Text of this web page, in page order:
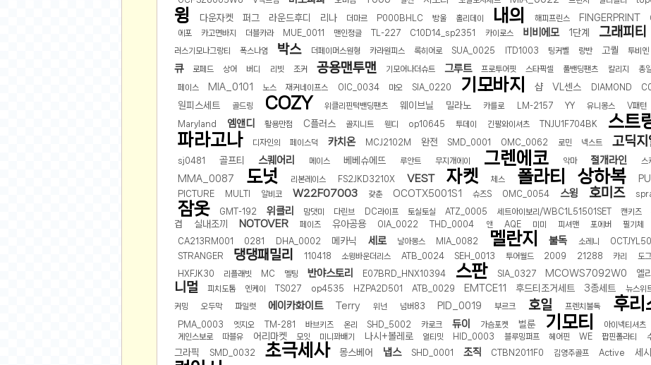
원팡 홍보 이벤트
익명 게시판
고민 게시판
결정 장애
정치 토론
연애 게시판
베스트 유머
유머 게시판
스포츠
윙
다운자켓 퍼그 라운드후디 리나 더마르 P000BHLC 방울 홀리데이 내의 해피프린스 FINGERPRINT
에포
카고면바지 더블카라 MUE_0011 맨인정글 TL-227 C10D14_sp2351 카이로스 비비에모 1단계 그래피티
러스기모나그랑티 폭스나염 박스 더페이머스원형 카라원피스 록히어로 SUA_0025 ITD1003 팅커벨 랑반 고퀄 투비엔
큐
로페드 상어 버디 리빗 조커 공용맨투맨 기모어나더슈트 그루트 프로투어핏 스타픽셀 풀밴딩팬츠 칼리지 총
페이스 MIA_0101 노스 재커네이프스 OIC_0034 먀오 SIA_0220 기모바지 샵 VL센스 DIAMOND
원피스세트 골드링 COZY 위클리핀턱밴딩팬츠 웨이브닐 밀라노 카를로 LM-2157 YY 유니몽스 V패턴
Maryland 엠앤디 활용만점 C플러스 골지니트 웬디 op10645 투데이 긴팔와이셔츠 TNJU1F704BK 스트
파라고나 디자인의 페이스덕 카치온 MCJ2102M 완전 SMD_0001 OMC_0062 로민 넥스트 고딕지
sj0481 골프티 스퀘어리 메이스 베베슈에뜨 루안트 무지개에이 그렌에코 악마 절개라인 스
MMA_0087 도넛 리본레이스 FS2JKD3210X VEST 자켓 체스 폴라티 상하복
PICTURE
MULTI 알비코 W22F07003 갖춘 OCOTX5001S1 슈즈S OMC_0054 스윙 호미즈
잠옷 GMT-192 위클리 맘댓미 다린브 DC라이프 토실토실 ATZ_0005 세트아이보리/WBC1L51501SET 캔키즈
겹
실내조끼 NOTOVER 페이즈 유아공용 OIA_0022 THD_0004 앤 AQE 미미 피셔맨 포에버 필기체
CA213RM001
0281 DHA_0002 메카닉 세로 날아몽스 MIA_0082 멜란지 불독 소레니
STRANGER 댕댕패밀리 110418 소윙바운더리스 ATB_0024 SEH_0013 투어월드 2009 21288 카리 도
HXFJK30 리플래빗 MC 멜팅 반야스토리 E07BRD_HNX10394 스판 SIA_0327 MCOWS7092W0 엘리
니멀
피치도톰 엔케이 TS027 op4535 HZPA2D501 ATB_0029 EMTCE11 후드티조거세트 3종세트 뉴스위
커밍 오두막 파일럿 에이카화이트 Terry 위넌 넘버83 PID_0019 부르크 호일 프렌치불독 후리
PMA_0003 엣지오 TM-281 바브키즈 온리 SHD_5002 카로크 듀이 가슴포켓 벌룬 기모티 아이넥티셔츠
게인스보로 따블유 어리마켓 모잇 미니꽈배기 나시+볼레로 얼티밋 HID_0003 블루밍퍼프 헤어핀 WE 팝핀폴라티
그라픽
SMD_0032 초극세사 몽스베어 냅스 SHD_0001 조직 CTBN2011F0 김영주골프 Active 세시